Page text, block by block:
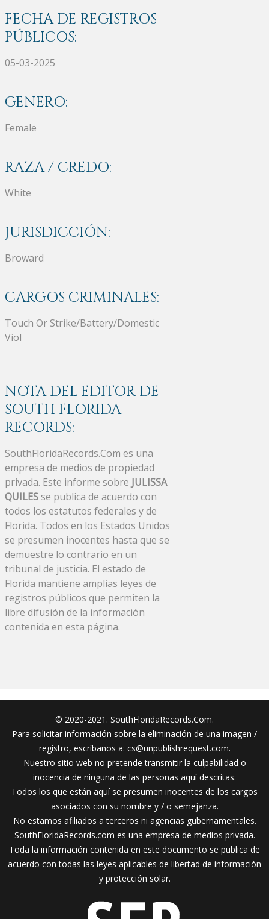
FECHA DE REGISTROS
PÚBLICOS:
05-03-2025
GENERO:
Female
RAZA / CREDO:
White
JURISDICCIÓN:
Broward
CARGOS CRIMINALES:
Touch Or Strike/Battery/Domestic
Viol
NOTA DEL EDITOR DE
SOUTH FLORIDA
RECORDS:
SouthFloridaRecords.Com es una
empresa de medios de propiedad
privada. Este informe sobre JULISSA
QUILESse publica de acuerdo con
todos los estatutos federales y de
Florida. Todos en los Estados Unidos
se presumen inocentes hasta que se
demuestre lo contrario en un
tribunal de justicia. El estado de
Florida mantiene amplias leyes de
registros públicos que permiten la
libre difusión de la información
contenida en esta página.
© 2020-2021. SouthFloridaRecords.Com.
Para solicitar información sobre la eliminación de una imagen /
registro, escríbanos a: cs@unpublishrequest.com.
Nuestro sitio web no pretende transmitir la culpabilidad o
inocencia de ninguna de las personas aquí descritas.
Todos los que están aquí se presumen inocentes de los cargos
asociados con su nombre y / o semejanza.
No estamos afiliados a terceros ni agencias gubernamentales.
SouthFloridaRecords.com es una empresa de medios privada.
Toda la información contenida en este documento se publica de
acuerdo con todas las leyes aplicables de libertad de información
y protección solar.